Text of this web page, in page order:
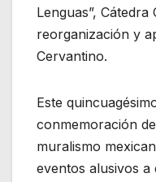
Lenguas”,
reorganización y
Cervantino.
Este
conmemoración
muralismo
eventos alusivos